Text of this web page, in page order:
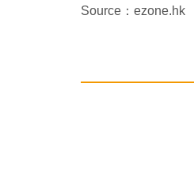
Source：ezone.hk